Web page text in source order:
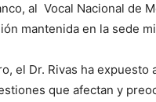
al Vocal Nacional de
mantenida en la sede
el Dr. Rivas ha
que afectan y